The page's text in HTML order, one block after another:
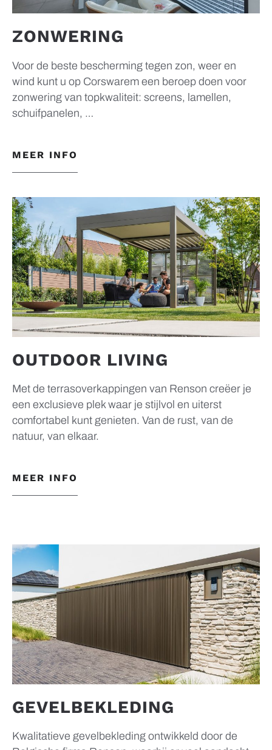
ZONWERING
Voor de beste bescherming tegen zon, weer en
wind kunt u op Corswarem een beroep doen voor
zonwering van topkwaliteit: screens, lamellen,
schuifpanelen, …
MEER INFO
OUTDOOR LIVING
Met de terrasoverkappingen van Renson creëer je
een exclusieve plek waar je stijlvol en uiterst
comfortabel kunt genieten. Van de rust, van de
natuur, van elkaar.
MEER INFO
GEVELBEKLEDING
Kwalitatieve gevelbekleding ontwikkeld door de